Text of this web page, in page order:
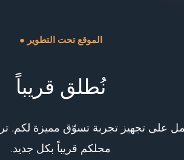
● الموقع تحت التطوير
نُطلق قريباً
على تجهيز تجربة تسوّق مميزة لكم.
محلكم قريباً بكل جديد.